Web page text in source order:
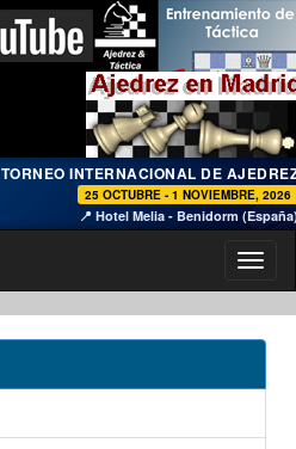
TORNEO INTERNACIONAL DE
25 OCTUBRE - 1 NOVIEMBRE, 2026
📍 Hotel Melia - Benidorm